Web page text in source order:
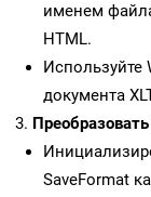
именем
HTML.
Используйте
документа
SaveFormat